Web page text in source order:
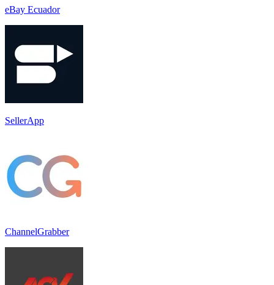
eBay Ecuador
SellerApp
ChannelGrabber